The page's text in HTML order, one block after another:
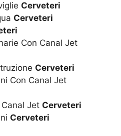
Cerveteri
Cerveteri
Con Canal Jet
Cerveteri
Con Canal Jet
Jet Cerveteri
Cerveteri